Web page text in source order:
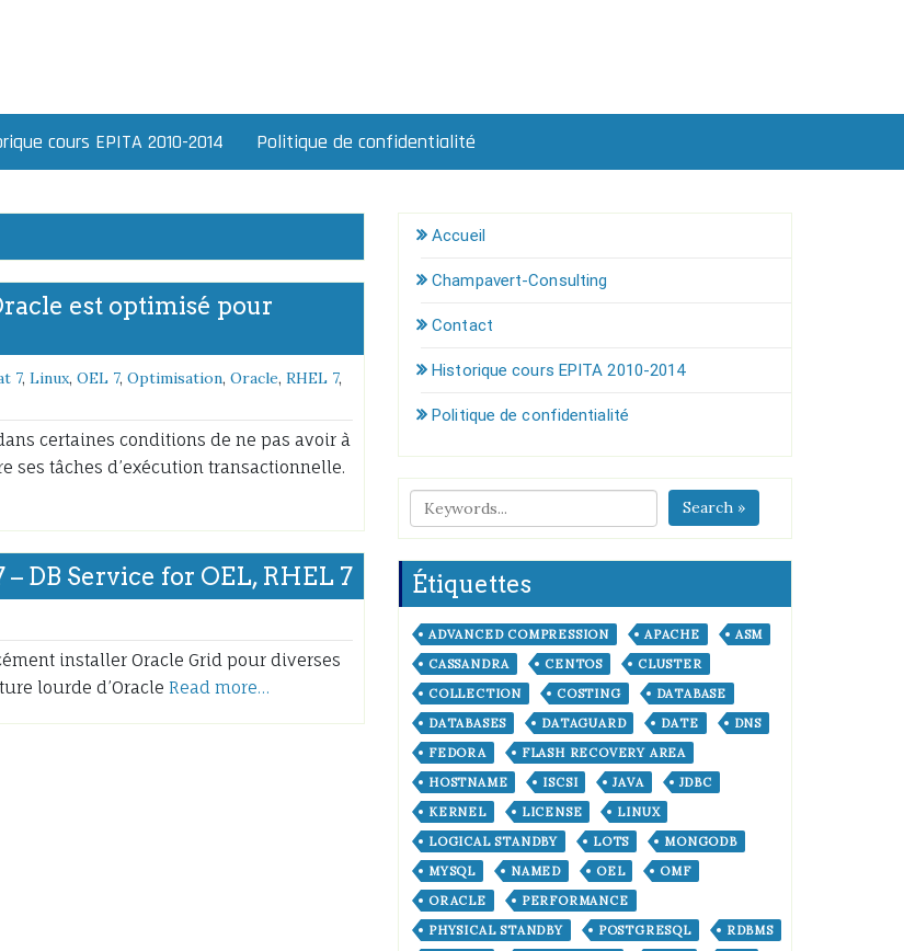
cours EPITA 2010-2014 Politique de confidentialité
est optimisé pour
7, Linux, OEL 7, Optimisation, Oracle, RHEL 7,
certaines conditions de ne pas avoir à
ses tâches d’exécution transactionnelle.
DB Service for OEL, RHEL 7
installer Oracle Grid pour diverses
lourde d’Oracle Read more…
Accueil
Champavert-Consulting
Contact
Historique cours EPITA 2010-2014
Politique de confidentialité
Search »
Étiquettes
ADVANCED COMPRESSION APACHE
ASM
CASSANDRA
CENTOS
CLUSTER
COLLECTION
COSTING
DATABASE
DATABASES
DATAGUARD DATE
DNS
FEDORA
FLASH RECOVERY AREA
HOSTNAME
ISCSI JAVA
JDBC
KERNEL
LICENSE
LINUX
LOGICAL STANDBY
LOTS
MONGODB
MYSQL
NAMED OEL
OMF
ORACLE
PERFORMANCE
PHYSICAL STANDBY
POSTGRESQL
RDBMS